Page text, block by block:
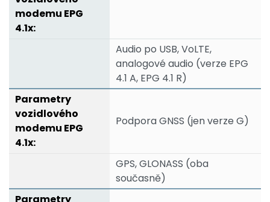
Audio po USB, VoLTE,
analogové audio (verze EPG
4.1 A, EPG 4.1 R)
Podpora GNSS (jen verze G)
GPS, GLONASS (oba
současně)